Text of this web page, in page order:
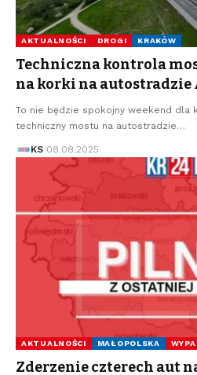
AKTUALNOŚCI DROGI KRAKÓW
Techniczna kontrola
na korki na autostradzie
To nie będzie spokojny weekend dla
techniczny mostu na autostradzie…
KS 08.08.2025
AKTUALNOŚCI MAŁOPOLSKA
Zderzenie czterech aut